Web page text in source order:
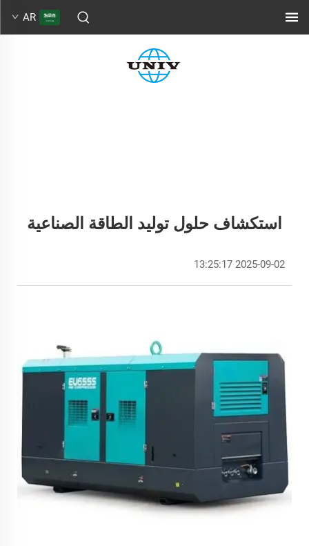
AR
استكشاف حلول توليد الطاقة الصناعية
2025-09-02 13:25:17